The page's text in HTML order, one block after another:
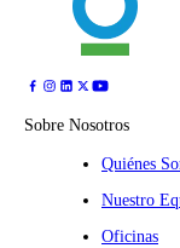
Sobre Nosotros
Quiénes
Nuestro
Oficinas